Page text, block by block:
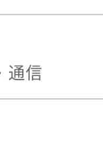
通信